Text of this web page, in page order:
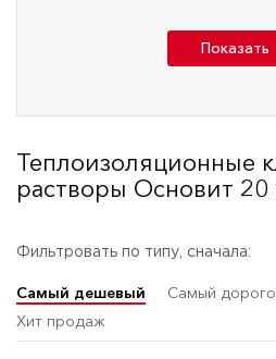
Показать
Теплоизоляционные
растворы Основит 20
Фильтровать по типу, сначала:
Самый дешевый Самый
Хит продаж